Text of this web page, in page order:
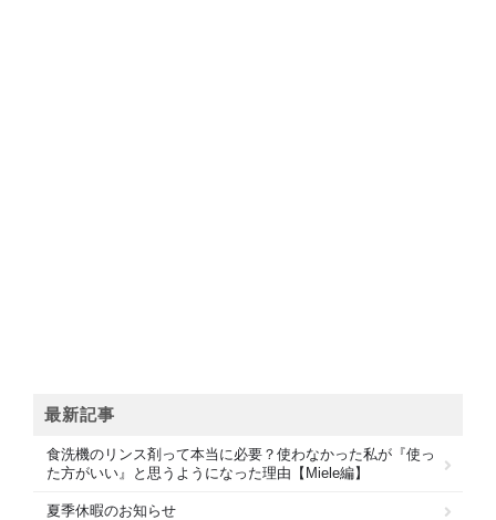
最新記事
食洗機のリンス剤って本当に必要？使わなかった私が『使っ
た方がいい』と思うようになった理由【Miele編】
夏季休暇のお知らせ